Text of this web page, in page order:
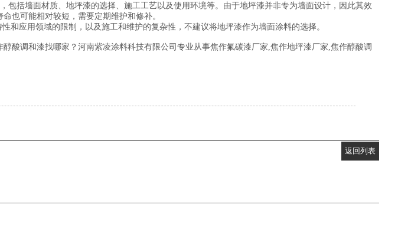
包括墙面材质、地坪漆的选择、施工工艺以及使用环境等。由于地坪漆并非专为墙面设计，因此其效
也可能相对较短，需要定期维护和修补。‌
和应用领域的限制，以及施工和维护的复杂性，不建议将地坪漆作为墙面涂料的选择。‌
酸调和漆找哪家？河南紫凌涂料科技有限公司专业从事焦作氟碳漆厂家,焦作地坪漆厂家,焦作醇酸调
返回列表